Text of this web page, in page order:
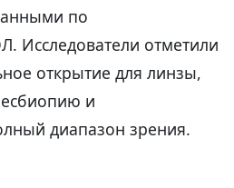
по
Исследователи отметили
открытие для линзы,
и
диапазон зрения.